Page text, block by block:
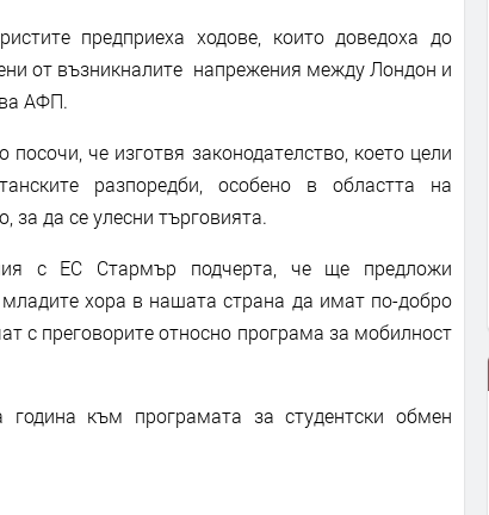
предприеха ходове, които доведоха до
от възникналите напрежения между Лондон и
АФП.
че изготвя законодателство, което цели
разпоредби, особено в областта на
за да се улесни търговията.
с ЕС Стармър подчерта, че ще предложи
хора в нашата страна да имат по-добро
с преговорите относно програма за мобилност
към програмата за студентски обмен